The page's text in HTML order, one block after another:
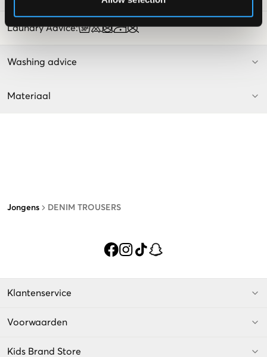
Jongens DENIM TROUSERS
Laundry Advice:
Washing advice
Materiaal
Klantenservice
Voorwaarden
Kids Brand Store